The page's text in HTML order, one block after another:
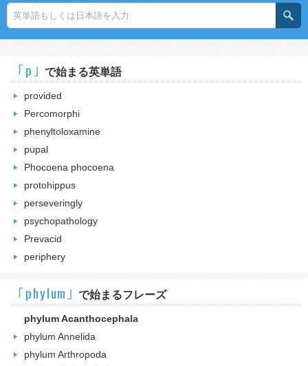
｢p｣ で始まる英単語
provided
Percomorphi
phenyltoloxamine
pupal
Phocoena phocoena
protohippus
perseveringly
psychopathology
Prevacid
periphery
｢phylum｣ で始まるフレーズ
phylum Acanthocephala
phylum Annelida
phylum Arthropoda